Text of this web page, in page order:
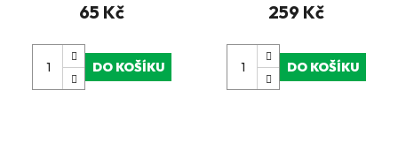
65 Kč
DO KOŠÍKU
259 Kč
DO KOŠÍKU